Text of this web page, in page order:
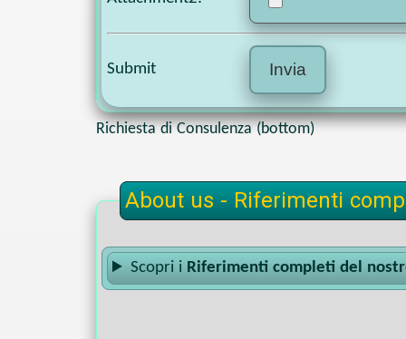
Submit
Richiesta di Consulenza (bottom)
About us - Riferimenti
Scopri i Riferimenti completi del